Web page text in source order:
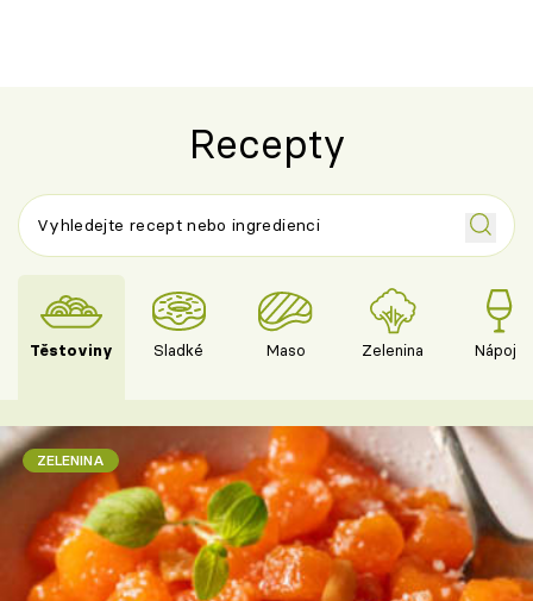
Recepty
Těstoviny Sladké Maso Zelenina Nápoje
ZELENINA